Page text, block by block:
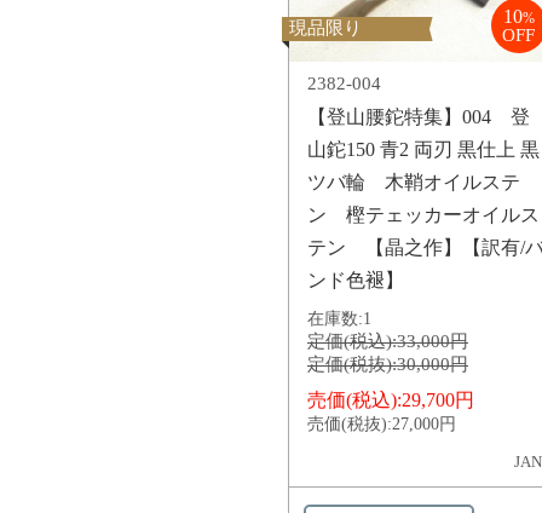
現品限り
10%
OFF
2382-004
【登山腰鉈特集】004 登
山鉈150 青2 両刃 黒仕上 黒
ツバ輪 木鞘オイルステ
ン 樫テェッカーオイルス
テン 【晶之作】【訳有/
ンド色褪】
在庫数:1
定価(税込):33,000円
定価(税抜):30,000円
売価(税込):29,700円
売価(税抜):27,000円